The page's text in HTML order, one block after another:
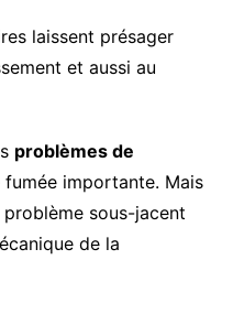
laissent présager
et aussi au
problèmes de
fumée importante. Mais
problème sous-jacent
de la